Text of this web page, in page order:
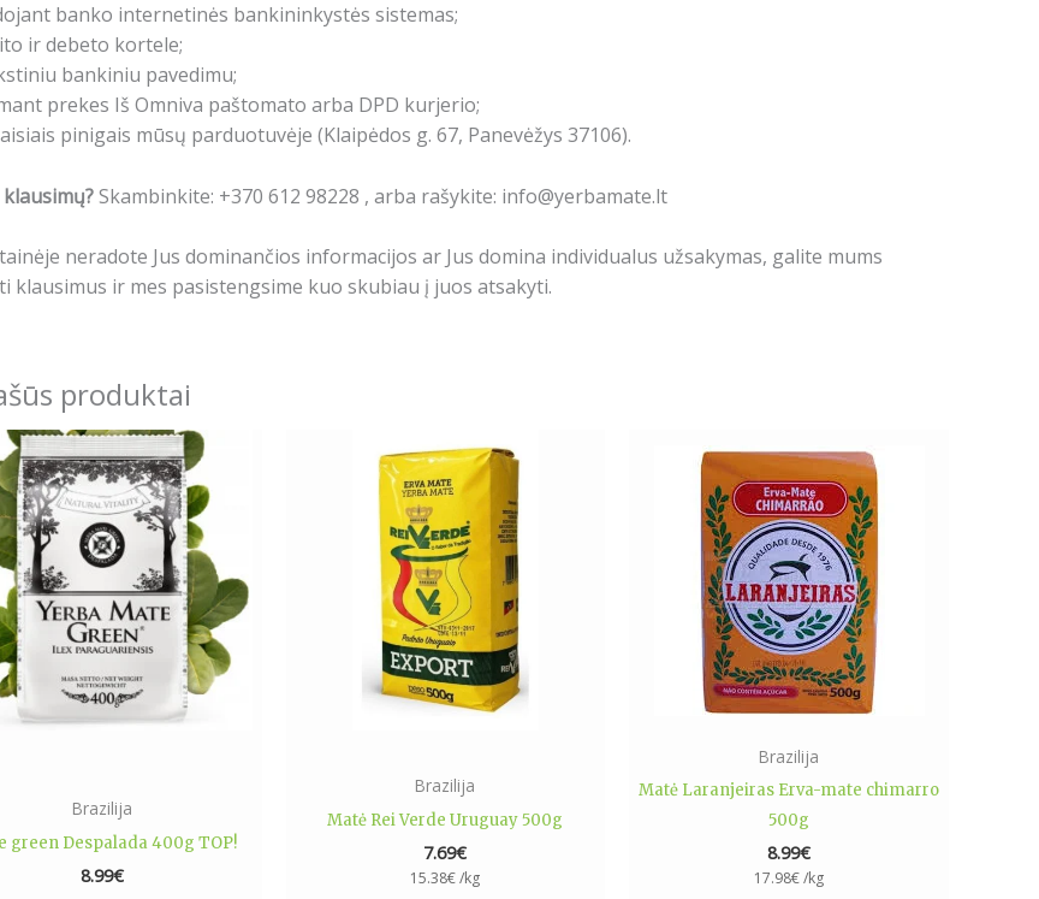
banko internetinės bankininkystės sistemas;
ir debeto kortele;
bankiniu pavedimu;
prekes Iš Omniva paštomato arba DPD kurjerio;
pinigais mūsų parduotuvėje (Klaipėdos g. 67, Panevėžys 37106).
Skambinkite: +370 612 98228 , arba rašykite: info@yerbamate.lt
neradote Jus dominančios informacijos ar Jus domina individualus užsakymas, galite mums
klausimus ir mes pasistengsime kuo skubiau į juos atsakyti.
produktai
Brazilija
green Despalada 400g TOP!
8.99€
Brazilija
Matė Rei Verde Uruguay 500g
7.69€
15.38€/kg
Brazilija
Matė Laranjeiras Erva-mate chimarro
500g
8.99€
17.98€/kg